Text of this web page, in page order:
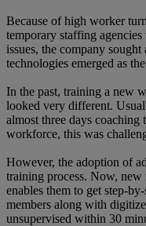
Because of high worker
temporary staffing
issues, the company
technologies emerged as
In the past, training a new
looked very different.
almost three days coaching
workforce, this was
However, the adoption of
training process. Now, new
enables them to get step-
members along with
unsupervised within 30